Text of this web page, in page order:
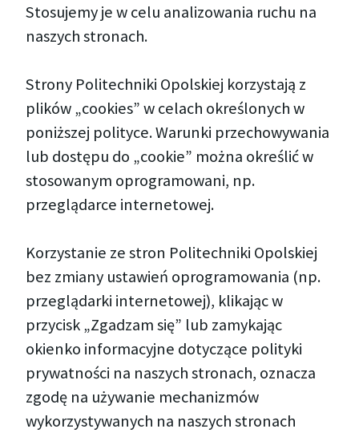
Stosujemy je w celu analizowania ruchu na
naszych stronach.
Strony Politechniki Opolskiej korzystają z
plików „cookies” w celach określonych w
poniższej polityce. Warunki przechowywania
lub dostępu do „cookie” można określić w
stosowanym oprogramowani, np.
przeglądarce internetowej.
Korzystanie ze stron Politechniki Opolskiej
bez zmiany ustawień oprogramowania (np.
przeglądarki internetowej), klikając w
przycisk „Zgadzam się” lub zamykając
okienko informacyjne dotyczące polityki
prywatności na naszych stronach, oznacza
zgodę na używanie mechanizmów
wykorzystywanych na naszych stronach